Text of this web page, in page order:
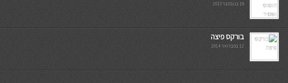
18 בנובמבר 2013
בורקס פיצה
12 בפברואר 2014
7slots